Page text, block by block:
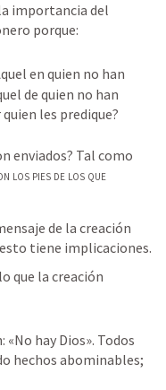
importancia del
porque:
en quien no han
de quien no han
les predique?
enviados? Tal como
los pies de los que
de la creación
tiene implicaciones.
que la creación
«No hay Dios». Todos
hechos abominables;